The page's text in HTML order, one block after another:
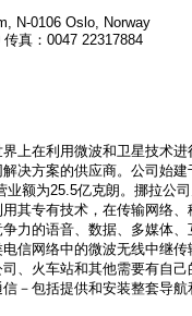
N-0106 Oslo, Norway
真：0047 22317884
上在利用微波和卫星技术
决方案的供应商。公司始
业额为25.5亿克朗。挪拉公
其专有技术，在传输网络
力的语音、数据、多媒体
信网络中的微波无线中继
、火车站和其他需要有自
－包括提供和安装整套导